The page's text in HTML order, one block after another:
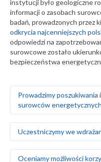
instytucji było geologiczne
informacji o zasobach
badań, prowadzonych przez
odkrycia najcenniejszych
odpowiedzi na
surowcowe zostało
bezpieczeństwa
Prowadzimy poszukiwania
surowców energetycznych
węgla brunatnego i
Opracowujemy nowe
Uczestniczymy we
Oceniamy możliwości